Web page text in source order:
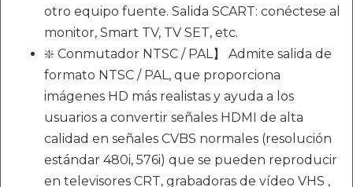
otro equipo fuente. Salida SCART: conéctese al
monitor, Smart TV, TV SET, etc.
❇️ Conmutador NTSC / PAL】 Admite salida de
formato NTSC / PAL, que proporciona
imágenes HD más realistas y ayuda a los
usuarios a convertir señales HDMI de alta
calidad en señales CVBS normales (resolución
estándar 480i, 576i) que se pueden reproducir
en televisores CRT, grabadoras de vídeo VHS ,